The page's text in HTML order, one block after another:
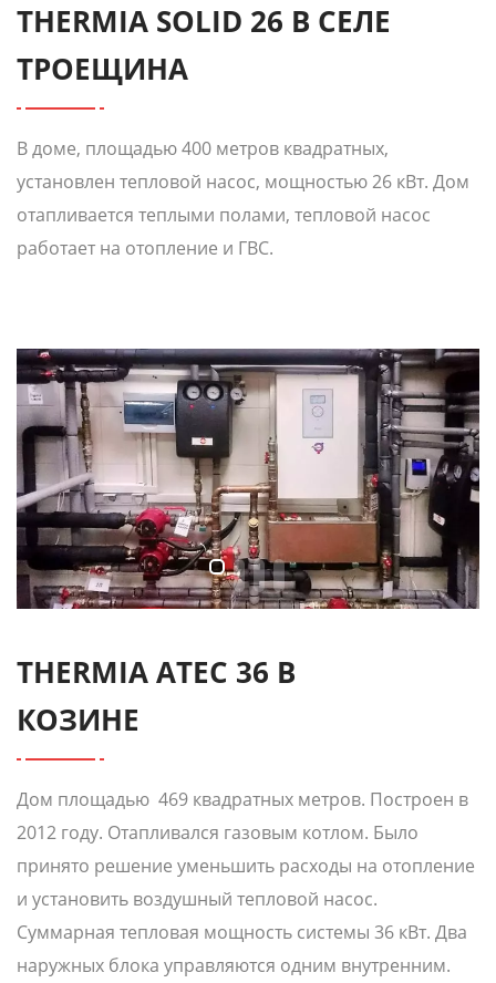
THERMIA SOLID 26 В СЕЛЕ
ТРОЕЩИНА
В доме, площадью 400 метров квадратных,
установлен тепловой насос, мощностью 26 кВт. Дом
отапливается теплыми полами, тепловой насос
работает на отопление и ГВС.
THERMIA ATEC 36 В
КОЗИНЕ
Дом площадью 469 квадратных метров. Построен в
2012 году. Отапливался газовым котлом. Было
принято решение уменьшить расходы на отопление
и установить воздушный тепловой насос.
Суммарная тепловая мощность системы 36 кВт. Два
наружных блока управляются одним внутренним.